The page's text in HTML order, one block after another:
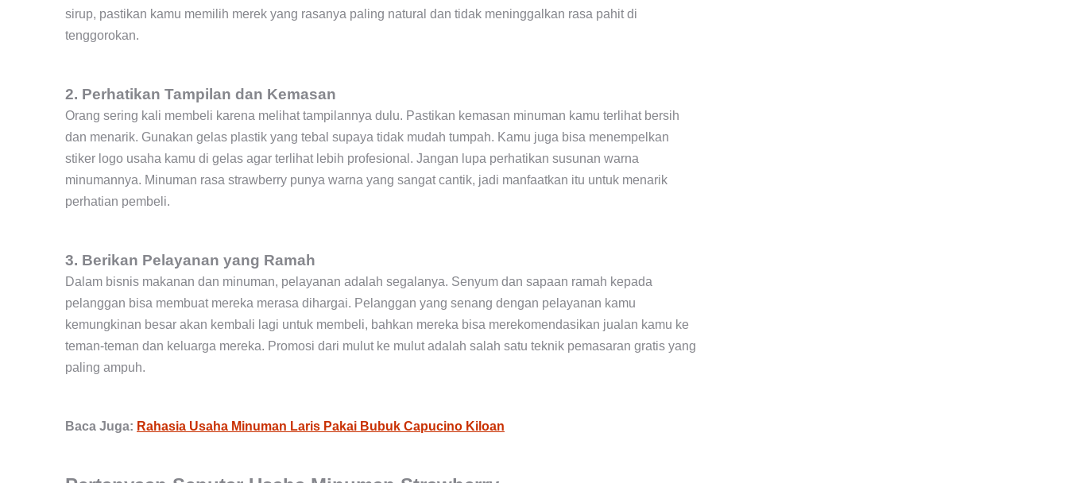
sirup, pastikan kamu memilih merek yang rasanya paling natural dan tidak meninggalkan rasa pahit di
tenggorokan.
2. Perhatikan Tampilan dan Kemasan
Orang sering kali membeli karena melihat tampilannya dulu. Pastikan kemasan minuman kamu terlihat bersih
dan menarik. Gunakan gelas plastik yang tebal supaya tidak mudah tumpah. Kamu juga bisa menempelkan
stiker logo usaha kamu di gelas agar terlihat lebih profesional. Jangan lupa perhatikan susunan warna
minumannya. Minuman rasa strawberry punya warna yang sangat cantik, jadi manfaatkan itu untuk menarik
perhatian pembeli.
3. Berikan Pelayanan yang Ramah
Dalam bisnis makanan dan minuman, pelayanan adalah segalanya. Senyum dan sapaan ramah kepada
pelanggan bisa membuat mereka merasa dihargai. Pelanggan yang senang dengan pelayanan kamu
kemungkinan besar akan kembali lagi untuk membeli, bahkan mereka bisa merekomendasikan jualan kamu ke
teman-teman dan keluarga mereka. Promosi dari mulut ke mulut adalah salah satu teknik pemasaran gratis yang
paling ampuh.
Baca Juga: Rahasia Usaha Minuman Laris Pakai Bubuk Capucino Kiloan